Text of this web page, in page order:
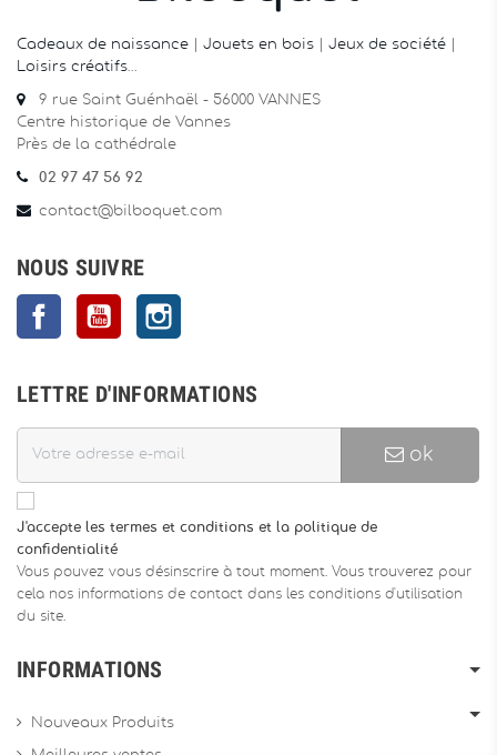
Cadeaux de naissance Jouets en bois Jeux de société
Loisirs créatifs
9 rue Saint Guénhaël - 56000 VANNES
Centre historique de Vannes
Près de la cathédrale
02 97 47 56 92
contact@bilboquet.com
NOUS SUIVRE
FacebookYouTube
LETTRE D'INFORMATIONS
ok
J'accepte les termes et conditions et la politique de
confidentialité
Vous pouvez vous désinscrire à tout moment. Vous trouverez pour
cela nos informations de contact dans les conditions d'utilisation
du site.
INFORMATIONS
Nouveaux Produits